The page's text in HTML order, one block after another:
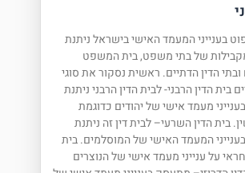
בענייני המעמד האישי בישראל ניתנת
מקבילות של בתי משפט, בית המשפט
הדין הדתיים. ראשית נסקור את סוגי
בית הדין הרבני- לבית הדין הרבני ניתנת
מעמד אישי של יהודים כדוגמת
בית הדין השרעי– לבית דין זה ניתנת
המעמד האישי של המוסלמים. בית
על ענייני מעמד אישי של הנוצרים